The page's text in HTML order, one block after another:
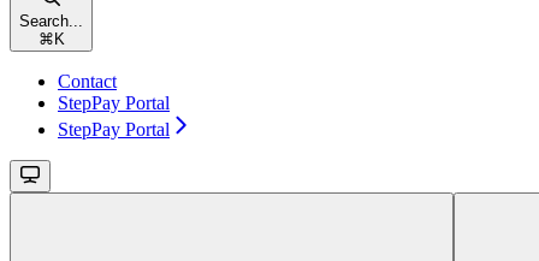
Search...
⌘ K
Contact
StepPay Portal
StepPay Portal